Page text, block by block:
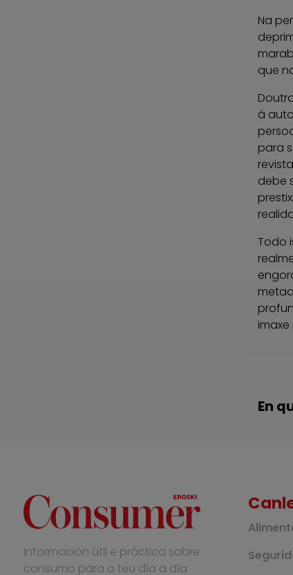
Na
que
á
para
debe
Todo
imaxe
En
Información útil e práctica sobre
consumo para o teu día a día